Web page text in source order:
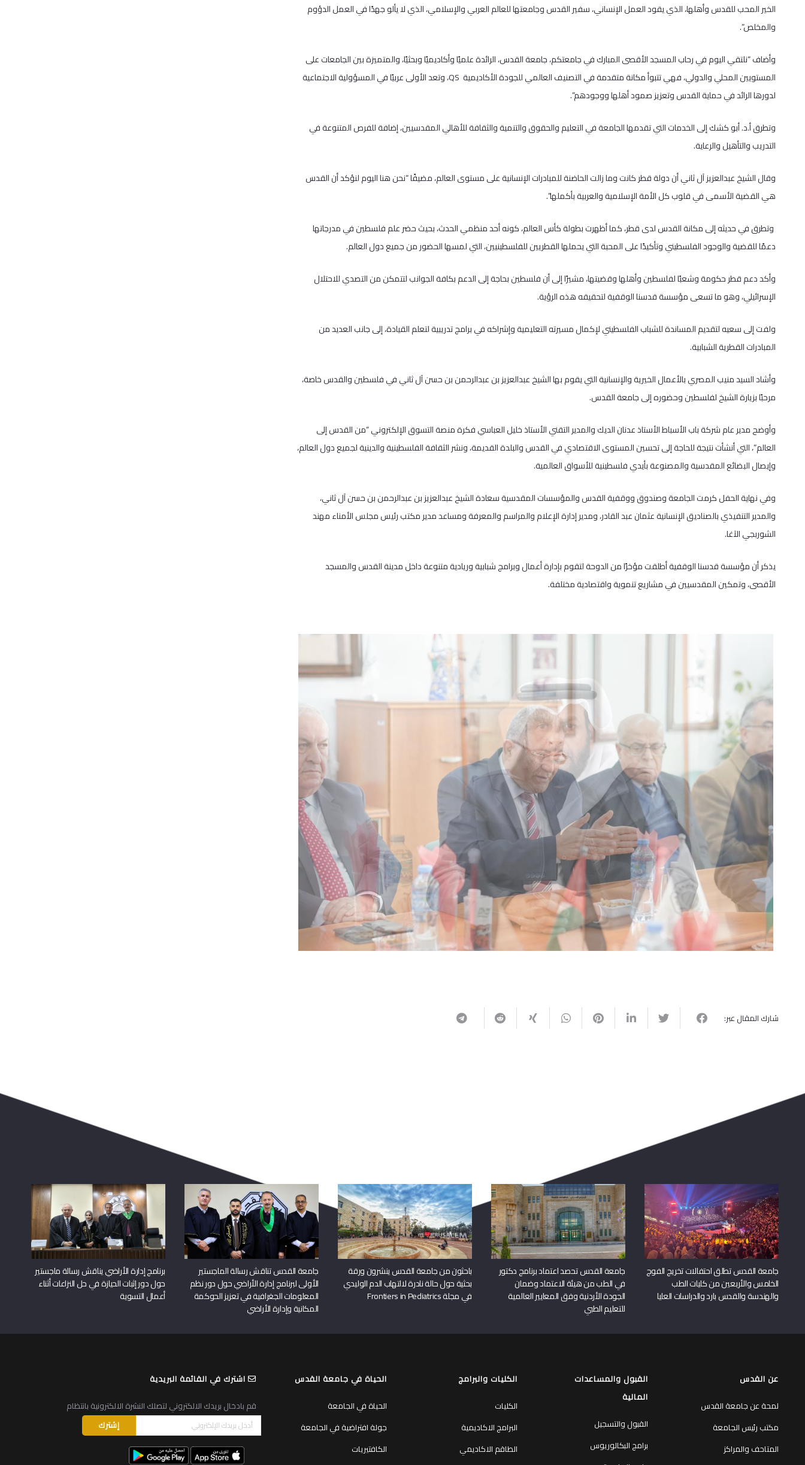
الخير المحب للقدس وأهلها، الذي يقود العمل الإنساني، سفير القدس وجامعتها للعالم العربي والإسلامي، الذي لا يألو جهدًا في العمل الدؤوم
والمخلص”.
وأضاف “نلتقي اليوم في رحاب المسجد الأقصى المبارك في جامعتكم، جامعة القدس، الرائدة علميًا وأكاديميًا وبحثيًا، والمتميزة بين الجامعات على
المستويين المحلي والدولي، فهي تتبوأ مكانة متقدمة في التصنيف العالمي للجودة الأكاديمية QS، وتعد الأولى عربيًا في المسؤولية الاجتماعية
لدورها الرائد في حماية القدس وتعزيز صمود أهلها ووجودهم”.
وتطرق أ.د. أبو كشك إلى الخدمات التي تقدمها الجامعة في التعليم والحقوق والتنمية والثقافة للأهالي المقدسيين، إضافة للفرص المتنوعة في
التدريب والتأهيل والرعاية.
وقال الشيخ عبدالعزيز آل ثاني أن دولة قطر كانت وما زالت الحاضنة للمبادرات الإنسانية على مستوى العالم، مضيفًا “نحن هنا اليوم لنؤكد أن القدس
هي القضية الأسمى في قلوب كل الأمة الإسلامية والعربية بأكملها”.
وتطرق في حديثه إلى مكانة القدس لدى قطر، كما أظهرت بطولة كأس العالم، كونه أحد منظمي الحدث، بحيث حضر علم فلسطين في مدرجاتها
دعمًا للقضية والوجود الفلسطيني وتأكيدًا على المحبة التي يحملها القطريين للفلسطينيين، التي لمسها الحضور من جميع دول العالم.
وأكد دعم قطر حكومة وشعبًا لفلسطين وأهلها وقضيتها، مشيرًا إلى أن فلسطين بحاجة إلى الدعم بكافة الجوانب لتتمكن من التصدي للاحتلال
الإسرائيلي، وهو ما تسعى مؤسسة قدسنا الوقفية لتحقيقه هذه الرؤية.
ولفت إلى سعيه لتقديم المساندة للشباب الفلسطيني لإكمال مسيرته التعليمية وإشراكه في برامج تدريبية لتعلم القيادة، إلى جانب العديد من
المبادرات القطرية الشبابية.
وأشاد السيد منيب المصري بالأعمال الخيرية والإنسانية التي يقوم بها الشيخ عبدالعزيز بن عبدالرحمن بن حسن آل ثاني في فلسطين والقدس خاصة،
مرحبًا بزيارة الشيخ لفلسطين وحضوره إلى جامعة القدس.
وأوضح مدير عام شركة باب الأسباط الأستاذ عدنان الديك والمدير التقني الأستاذ خليل العباسي فكرة منصة التسوق الإلكتروني “من القدس إلى
العالم”، التي أنشأت نتيجة للحاجة إلى تحسين المستوى الاقتصادي في القدس والبلدة القديمة، ونشر الثقافة الفلسطينية والدينية لجميع دول العالم،
وإيصال البضائع المقدسية والمصنوعة بأيدي فلسطينية للأسواق العالمية.
وفي نهاية الحفل كرمت الجامعة وصندوق ووقفية القدس والمؤسسات المقدسية سعادة الشيخ عبدالعزيز بن عبدالرحمن بن حسن آل ثاني،
والمدير التنفيذي بالصناديق الإنسانية عثمان عبد القادر، ومدير إدارة الإعلام والمراسم والمعرفة ومساعد مدير مكتب رئيس مجلس الأمناء مهند
الشوربجي الآغا.
يذكر أن مؤسسة قدسنا الوقفية أطلقت مؤخرًا من الدوحة لتقوم بإدارة أعمال وبرامج شبابية وريادية متنوعة داخل مدينة القدس والمسجد
الأقصى، وتمكين المقدسيين في مشاريع تنموية واقتصادية مختلفة.
شارك المقال عبر:
جامعة القدس تطلق احتفالات تخريج الفوج
الخامس والأربعين من كليات الطب
والهندسة والقدس بارد والدراسات العليا
جامعة القدس تحصد اعتماد برنامج دكتور
في الطب من هيئة الاعتماد وضمان
الجودة الأردنية وفق المعايير العالمية
للتعليم الطبي
باحثون من جامعة القدس ينشرون ورقة
بحثية حول حالة نادرة لالتهاب الدم الوليدي
في مجلة Frontiers in Pediatrics
جامعة القدس تناقش رسالة الماجستير
الأولى لبرنامج إدارة الأراضي حول دور نظم
المعلومات الجغرافية في تعزيز الحوكمة
المكانية وإدارة الأراضي
برنامج إدارة الأراضي يناقش رسالة ماجستير
حول دور إثبات الحيازة في حل النزاعات أثناء
أعمال التسوية
عن القدس
لمحة عن جامعة القدس
مكتب رئيس الجامعة
المتاحف والمراكز
القبول والمساعدات
المالية
القبول والتسجيل
برامج البكالوريوس
الكليات والبرامج
الكليات
البرامج الاكاديمية
الطاقم الاكاديمي
الحياة في جامعة القدس
الحياة في الجامعة
جولة افتراضية في الجامعة
الكافتيريات
اشترك في القائمة البريدية
قم بادخال بريدك الالكتروني لتصلك النشرة الالكترونية بانتظام